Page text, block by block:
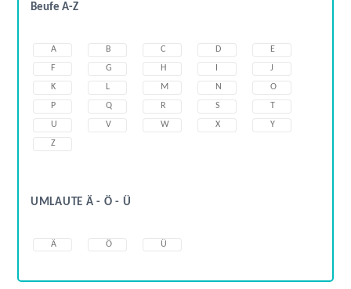
Beufe A-Z
A B C D
E
F
G H
J
K
L M N
O
P
Q R S
T
U
V W X
Y
Z
UMLAUTE Ä - Ö - Ü
Ä Ö Ü